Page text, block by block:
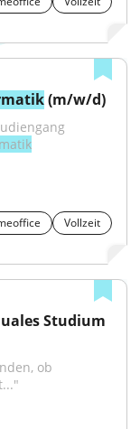
(m/w/d)
Vollzeit